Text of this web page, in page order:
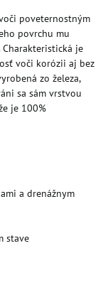
poveternostným
povrchu mu
je
voči korózii aj bez
zo železa,
sa sám vrstvou
je 100%
a drenážnym
stave